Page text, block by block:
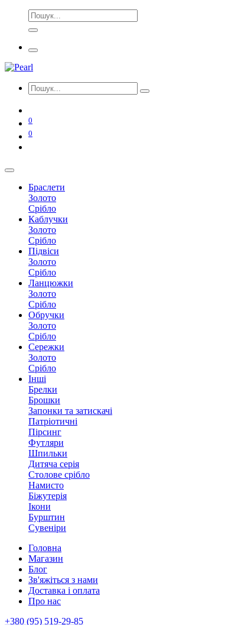
0
0
Браслети
Золото
Срібло
Каблучки
Золото
Срібло
Підвіси
Золото
Срібло
Ланцюжки
Золото
Срібло
Обручки
Золото
Срібло
Сережки
Золото
Срібло
Інші
Брелки
Брошки
Запонки та затискачі
Патріотичні
Пірсинг
Футляри
Шпильки
Дитяча серія
Столове срібло
Намисто
Біжутерія
Ікони
Бурштин
Сувеніри
Головна
Магазин
Блог
Зв'яжіться з нами
Доставка і оплата
Про нас
+380 (95) 519-29-85